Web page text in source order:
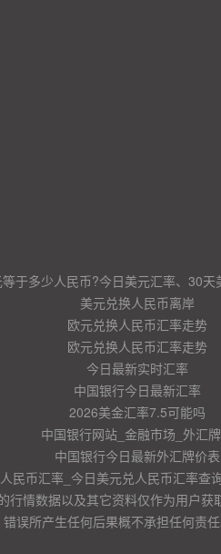
于多少人民币?今日美元汇率、30天
美元兑换人民币离岸
欧元兑换人民币汇率走势
欧元兑换人民币汇率走势
今日最新实时汇率
中国银行今日最新汇率
2026美金汇率7.5可能吗
中国银行网站_金融市场_外汇
中国银行今日最新外汇牌价表
民币汇率_今日美元兑人民币汇率查
情数据以及其它资料仅作为用户获
误所产生任何后果概不承担任何责